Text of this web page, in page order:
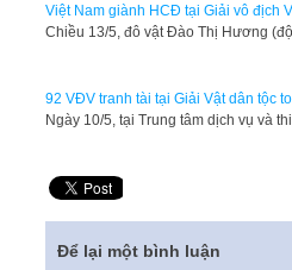
Việt Nam giành HCĐ tại Giải vô địch
Chiều 13/5, đô vật Đào Thị Hương
92 VĐV tranh tài tại Giải Vật dân tộc
Ngày 10/5, tại Trung tâm dịch vụ và
Để lại một bình luận